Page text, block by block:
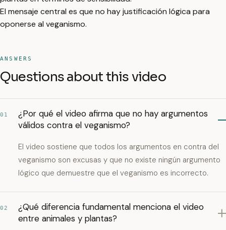
El mensaje central es que no hay justificación lógica para
oponerse al veganismo.
ANSWERS
Questions about this video
01
¿Por qué el video afirma que no hay argumentos
válidos contra el veganismo?
El video sostiene que todos los argumentos en contra del
veganismo son excusas y que no existe ningún argumento
lógico que demuestre que el veganismo es incorrecto.
02
¿Qué diferencia fundamental menciona el video
entre animales y plantas?